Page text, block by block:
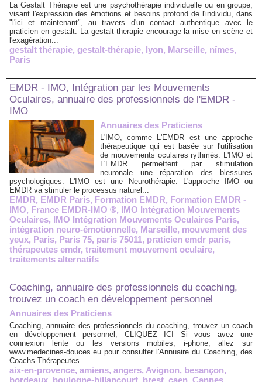
La Gestalt Thérapie est une psychothérapie individuelle ou en groupe,
visant l'expression des émotions et besoins profond de l'individu, dans
"l'ici et maintenant", au travers d'un contact authentique avec le
praticien en gestalt. La gestalt-therapie encourage la mise en scène et
l'exagération...
gestalt thérapie, gestalt-thérapie, lyon, Marseille, nîmes,
Paris
EMDR - IMO, Intégration par les Mouvements
Oculaires, annuaire des professionnels de l'EMDR -
IMO
Annuaires des Praticiens
L'IMO, comme L'EMDR est une approche
thérapeutique qui est basée sur l'utilisation
de mouvements oculaires rythmés. L'IMO et
L'EMDR permettent par stimulation
neuronale une réparation des blessures
psychologiques. L'IMO est une Neurothérapie. L'approche IMO ou
EMDR va stimuler le processus naturel...
EMDR, EMDR Paris, Formation EMDR, Formation EMDR -
IMO, France EMDR-IMO ®, IMO Intégration Mouvements
Oculaires, IMO Intégration Mouvements Oculaires Paris,
intégration neuro-émotionnelle, Marseille, mouvement des
yeux, Paris, Paris 75, paris 75011, praticien emdr paris,
thérapeutes emdr, traitement mouvement oculaire,
traitements alternatifs
Coaching, annuaire des professionnels du coaching,
trouvez un coach en développement personnel
Annuaires des Praticiens
Coaching, annuaire des professionnels du coaching, trouvez un coach
en développement personnel, CLIQUEZ ICI Si vous avez une
connexion lente ou les versions mobiles, i-phone, allez sur
www.medecines-douces.eu pour consulter l'Annuaire du Coaching, des
Coachs-Thérapeutes...
aix-en-provence, amiens, angers, Avignon, besançon,
bordeaux boulogne-billancourt brest caen Cannes